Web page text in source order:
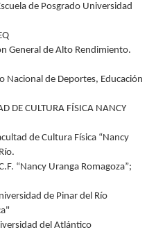
de Posgrado Universidad
General de Alto Rendimiento.
Nacional de Deportes, Educación
DE CULTURA FÍSICA NANCY
de Cultura Física “Nancy
“Nancy Uranga Romagoza”;
de Pinar del Río
del Atlántico